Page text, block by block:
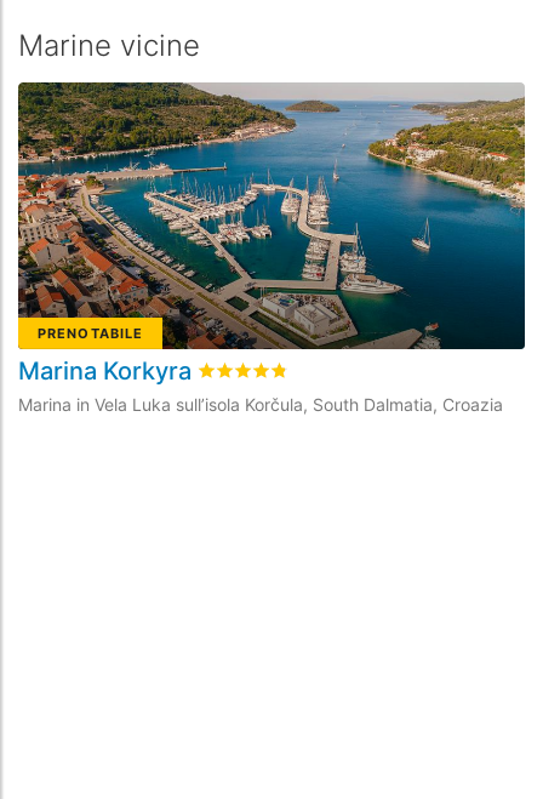
Marine vicine
PRENOTABILE
Marina Korkyra Valutato4.8
Marina in Vela Luka sull’isola Korčula, South Dalmatia, Croazia